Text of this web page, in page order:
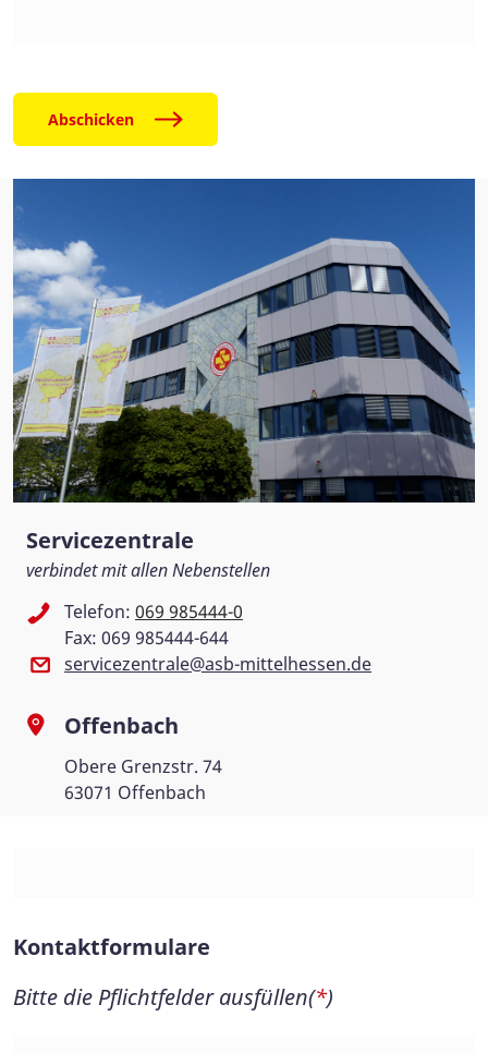
Abschicken
Servicezentrale
verbindet mit allen Nebenstellen
Telefon: 069 985444-0
Fax: 069 985444-644
servicezentrale@asb-mittelhessen.de
Offenbach
Obere Grenzstr. 74
63071 Offenbach
Kontaktformulare
Bitte die Pflichtfelder ausfüllen(*)